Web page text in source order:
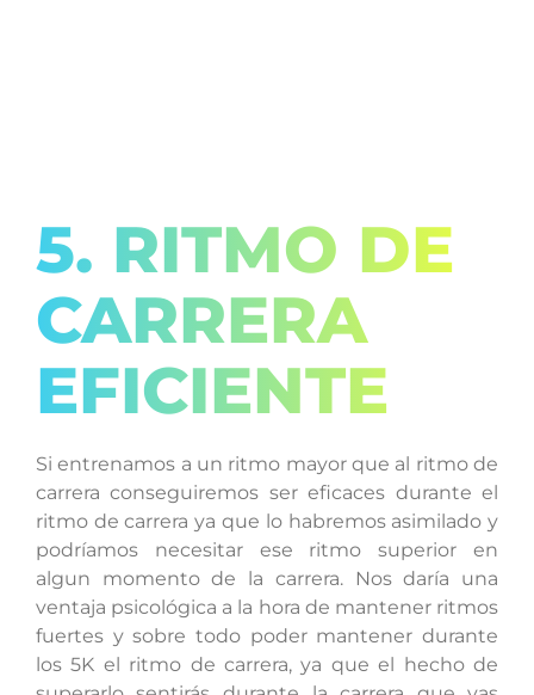
5. RITMO DE
CARRERA
EFICIENTE
Si entrenamos a un ritmo mayor que al ritmo de
carrera conseguiremos ser eficaces durante el
ritmo de carrera ya que lo habremos asimilado y
podríamos necesitar ese ritmo superior en
algun momento de la carrera. Nos daría una
ventaja psicológica a la hora de mantener ritmos
fuertes y sobre todo poder mantener durante
los 5K el ritmo de carrera, ya que el hecho de